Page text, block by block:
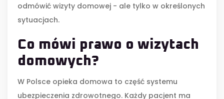
odmówić wizyty domowej - ale tylko w określonych
sytuacjach.
Co mówi prawo o wizytach
domowych?
W Polsce opieka domowa to część systemu
ubezpieczenia zdrowotnego. Każdy pacjent ma